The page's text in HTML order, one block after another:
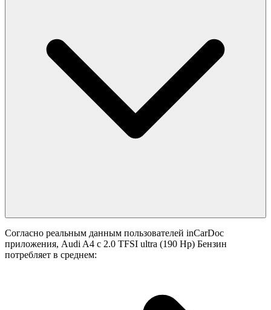
Согласно реальным данным пользователей inCarDoc
приложения, Audi A4 с 2.0 TFSI ultra (190 Hp) Бензин
потребляет в среднем: